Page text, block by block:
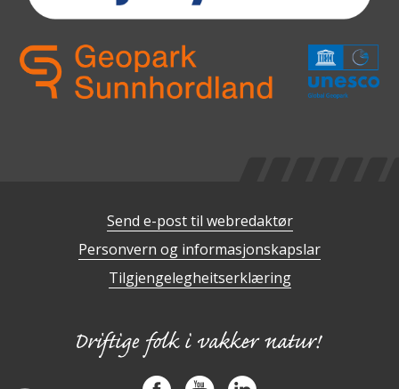
Send e-post til webredaktør
Personvern og informasjonskapslar
Tilgjengelegheitserklæring